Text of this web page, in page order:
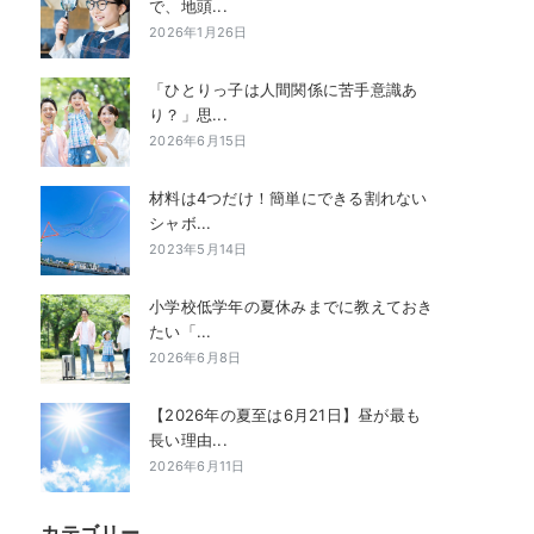
で、地頭...
2026年1月26日
「ひとりっ子は人間関係に苦手意識あ
り？」思...
2026年6月15日
材料は4つだけ！簡単にできる割れない
シャボ...
2023年5月14日
小学校低学年の夏休みまでに教えておき
たい「...
2026年6月8日
【2026年の夏至は6月21日】昼が最も
長い理由...
2026年6月11日